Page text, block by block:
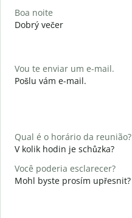
Boa noite
Dobrý večer
Vou te enviar um e-mail.
Pošlu vám e-mail.
Qual é o horário da reunião?
V kolik hodin je schůzka?
Você poderia esclarecer?
Mohl byste prosím upřesnit?